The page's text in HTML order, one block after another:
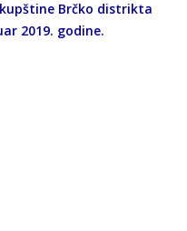
Brčko distrikta
2019. godine.